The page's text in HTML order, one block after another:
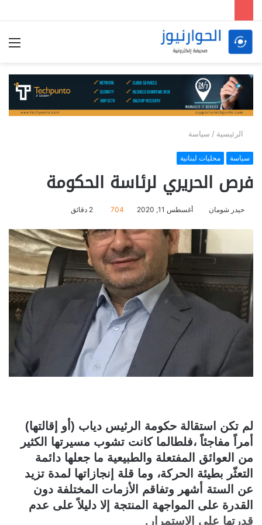
الرئيسية / سياسة
سياسة محليات لبنانية
فرص الحريري لرئاسة الحكومة
حيدر شومان أغسطس 11, 2020 704
لم تكن استقالة حكومة الرئيس دياب (أو إقالتها)
أمراً مفاجئاً ،فلطالما كانت تشوب مسيرتها الكثير
من العوائق المفتعلة والطبيعية ما جعلها دائمة
التعثّر بطيئة الحركة، وما قلة إنجازاتها لمدة تزيد
عن الستة أشهر وتفاقم الأزمات المختلفة دون
القدرة على المواجهة المنتجة إلا دليلاً على عدم
قدرتها على الاستمرار.